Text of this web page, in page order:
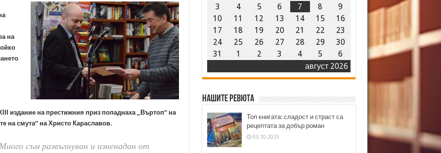
на
издание на престижния приз попаднаха „Въртоп“ на
на смута“ на Христо Караславов.
съм развълнуван и изненадан от
август 2026
3
4 5 6 7 8
9
10
11 12 13 14 15
16
17
18 19 20 21 22
23
24
25 26 27 28 29
30
31
1 2 3 4 5 6
Нашите ревюта
Топ книгата: сладост и страст са
рецептата за добър роман
03.10.2025